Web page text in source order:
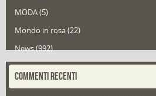
MODA(5)
Mondo in rosa(22)
News(992)
Portfolio(1)
COMMENTI RECENTI